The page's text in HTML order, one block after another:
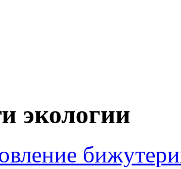
экологии